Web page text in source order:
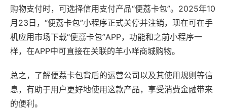
购物支付时，可选择信用支付产品“便荔卡包”。2025年10
月23日，“便荔卡包”小程序正式关停并注销，现在可在手
机应用市场下载“便荔卡包”APP，功能和之前小程序一
样，在APP中可直接在关联的羊小咩商城购物。
总之，了解便荔卡包背后的运营公司以及其使用规则等信
息，有助于用户更好地使用这款产品，享受消费金融带来
的便利。